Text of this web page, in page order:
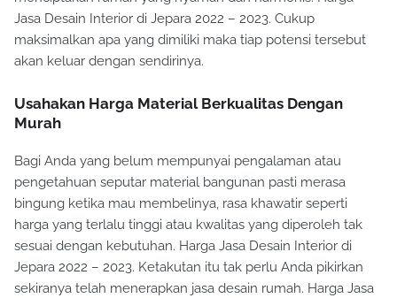
Jasa Desain Interior di Jepara 2022 – 2023. Cukup
maksimalkan apa yang dimiliki maka tiap potensi tersebut
akan keluar dengan sendirinya.
Usahakan Harga Material Berkualitas Dengan
Murah
Bagi Anda yang belum mempunyai pengalaman atau
pengetahuan seputar material bangunan pasti merasa
bingung ketika mau membelinya, rasa khawatir seperti
harga yang terlalu tinggi atau kwalitas yang diperoleh tak
sesuai dengan kebutuhan. Harga Jasa Desain Interior di
Jepara 2022 – 2023. Ketakutan itu tak perlu Anda pikirkan
sekiranya telah menerapkan jasa desain rumah. Harga Jasa